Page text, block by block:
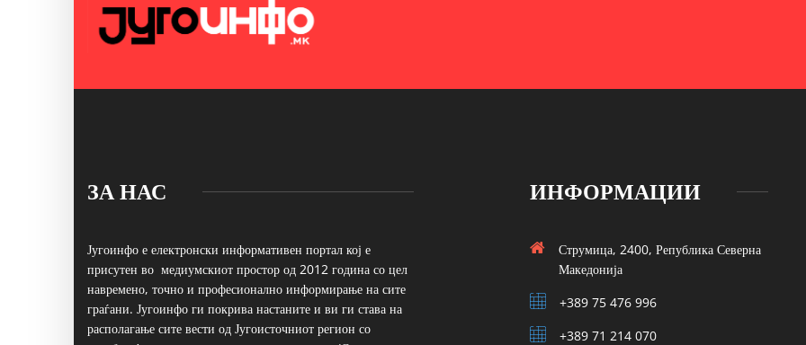
ЗА НАС
Југоинфо е електронски информативен портал кој е
присутен во медиумскиот простор од 2012 година со цел
навремено, точно и професионално информирање на сите
граѓани. Југоинфо ги покрива настаните и ви ги става на
располагање сите вести од Југоисточниот регион со
ИНФОРМАЦИИ
Струмица, 2400, Република Северна
Македонија
+389 75 476 996
+389 71 214 070